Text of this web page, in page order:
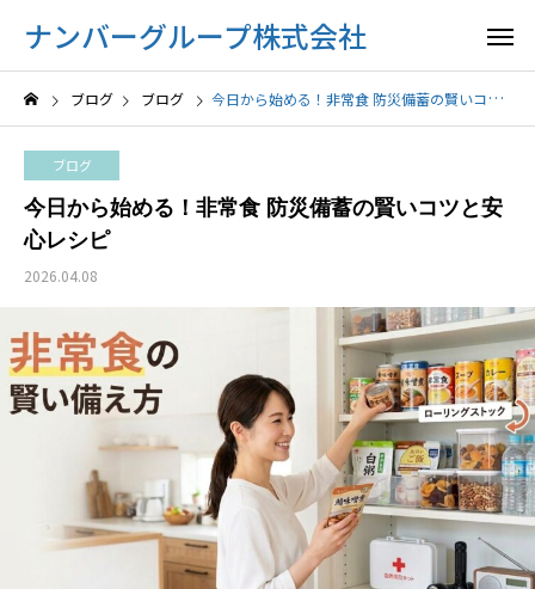
ナンバーグループ株式会社
ブログ ブログ 今日から始める！非常食 防災備蓄の賢いコツと安心レシピ
ブログ
今日から始める！非常食 防災備蓄の賢いコツと安
心レシピ
2026.04.08